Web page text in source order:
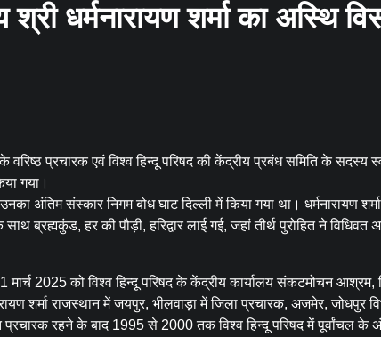
धर्मनारायण शर्मा का अस्थि
वरिष्ठ प्रचारक एवं विश्व हिन्दू परिषद की केंद्रीय प्रबंध समिति के सदस्य
गया।
अंतिम संस्कार निगम बोध घाट दिल्ली में किया गया था। धर्मनारायण
ब्रह्मकुंड, हर की पौड़ी, हरिद्वार लाई गई, जहां तीर्थ पुरोहित ने
मार्च 2025 को विश्व हिन्दू परिषद के केंद्रीय कार्यालय संकटमोचन आश्रम,
शर्मा राजस्थान में जयपुर, भीलवाड़ा में जिला प्रचारक, अजमेर, जोधपुर
रहने के बाद 1995 से 2000 तक विश्व हिन्दू परिषद में पूर्वांचल